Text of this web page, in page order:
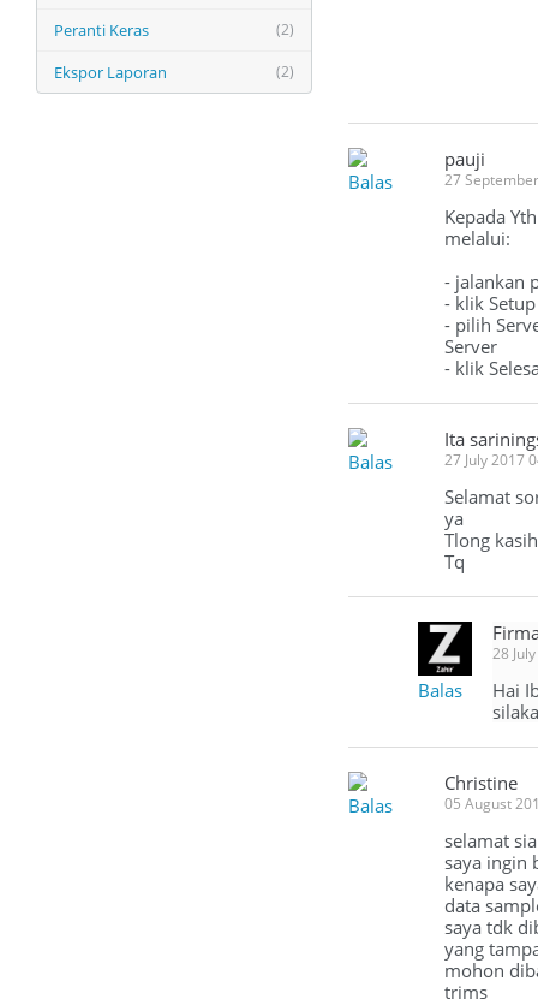
(2)
Peranti Keras
(2)
Ekspor Laporan
Balas
pauji
27
Kepada
melalui:
- jalankan
- klik Setup
- pilih
Server
- klik
Balas
Ita
27 July 2017
Selamat
ya
Tlong
Tq
Balas
28
Hai
Balas
Christine
05 August
selamat
saya ingin
kenapa
data
saya tdk
yang
mohon
trims